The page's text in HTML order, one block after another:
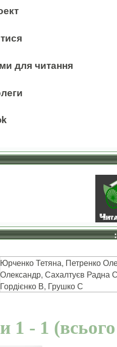
для читання
Юрченко Тетяна, Петренко
Олександр, Сахалтуєв Радна
Гордієнко В, Грушко С
1 - 1